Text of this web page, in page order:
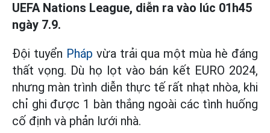
UEFA Nations League, diễn ra vào lúc 01h45
ngày 7.9.
Đội tuyển Pháp vừa trải qua một mùa hè đáng
thất vọng. Dù họ lọt vào bán kết EURO 2024,
nhưng màn trình diễn thực tế rất nhạt nhòa, khi
chỉ ghi được 1 bàn thắng ngoài các tình huống
cố định và phản lưới nhà.